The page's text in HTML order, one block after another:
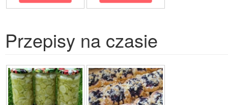
Przepisy na czasie